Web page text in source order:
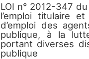
LOI n° 2012-347
l’emploi titulaire
d’emploi des
publique, à la
portant diverses
publique